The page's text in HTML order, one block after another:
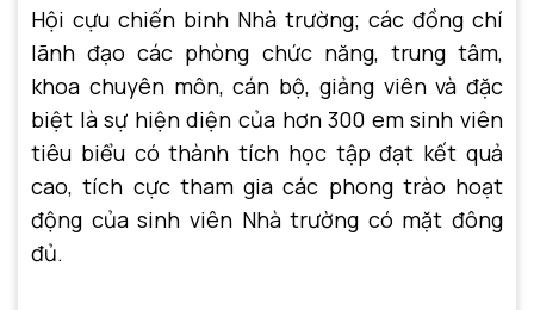
Hội cựu chiến binh Nhà trường; các đồng chí
lãnh đạo các phòng chức năng, trung tâm,
khoa chuyên môn, cán bộ, giảng viên và đặc
biệt là sự hiện diện của hơn 300 em sinh viên
tiêu biểu có thành tích học tập đạt kết quả
cao, tích cực tham gia các phong trào hoạt
động của sinh viên Nhà trường có mặt đông
đủ.